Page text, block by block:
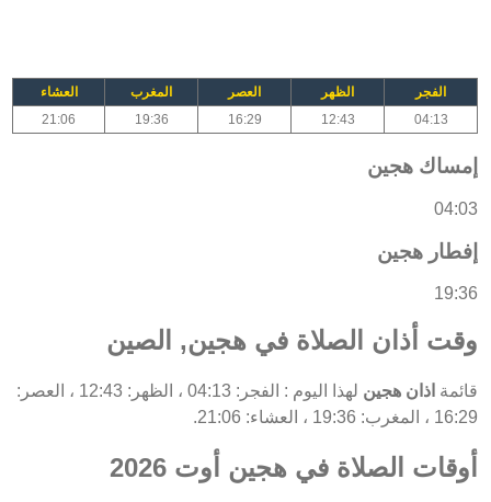
الفجر الظهر العصر المغرب
العشاء
04:13
12:43
16:29
19:36
21:06
إمساك هجين
04:03
إفطار هجين
19:36
وقت أذان الصلاة في هجين, الصين
قائمة اذان هجين
لهذا اليوم : الفجر: 04:13 ، الظهر: 12:43 ، العصر:
16:29 ، المغرب: 19:36 ، العشاء: 21:06.
أوقات الصلاة في هجين أوت 2026